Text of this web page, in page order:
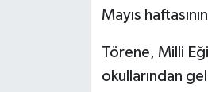
Mayıs haftasının
Törene, Milli
okullarından